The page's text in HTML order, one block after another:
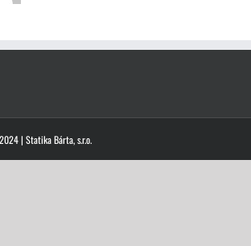
| Statika Bárta, s.r.o.